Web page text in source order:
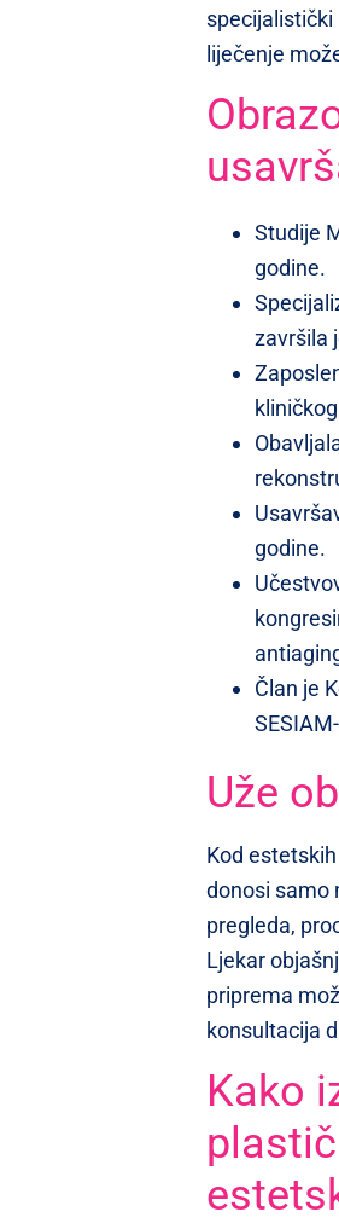
specijalistički
liječenje
Studije
godine.
završila
godine.
Član je
Uže
Kod
donosi samo
pregleda,
Ljekar
priprema
konsultacija
Kako